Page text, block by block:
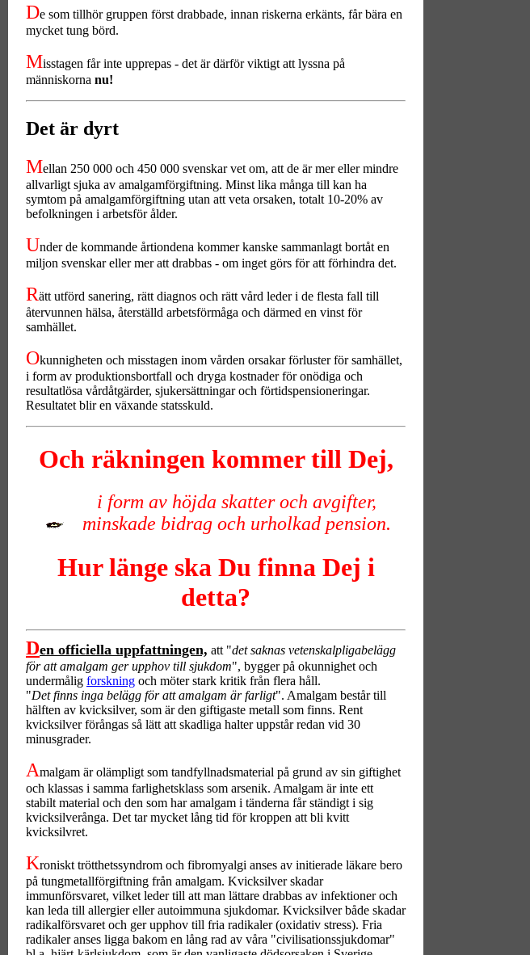
De som tillhör gruppen först drabbade, innan riskerna erkänts, får bära en
mycket tung börd.
Misstagen får inte upprepas - det är därför viktigt att lyssna på
människorna nu!
Det är dyrt
Mellan 250 000 och 450 000 svenskar vet om, att de är mer eller mindre
allvarligt sjuka av amalgamförgiftning. Minst lika många till kan ha
symtom på amalgamförgiftning utan att veta orsaken, totalt 10-20% av
befolkningen i arbetsför ålder.
Under de kommande årtiondena kommer kanske sammanlagt bortåt en
miljon svenskar eller mer att drabbas - om inget görs för att förhindra det.
Rätt utförd sanering, rätt diagnos och rätt vård leder i de flesta fall till
återvunnen hälsa, återställd arbetsförmåga och därmed en vinst för
samhället.
Okunnigheten och misstagen inom vården orsakar förluster för samhället,
i form av produktionsbortfall och dryga kostnader för onödiga och
resultatlösa vårdåtgärder, sjukersättningar och förtidspensioneringar.
Resultatet blir en växande statsskuld.
Och räkningen kommer till Dej,
i form av höjda skatter och avgifter,
minskade bidrag och urholkad pension.
Hur länge ska Du finna Dej i
detta?
Den officiella uppfattningen, att "det saknas vetenskalpligabelägg
för att amalgam ger upphov till sjukdom", bygger på okunnighet och
undermålig forskning och möter stark kritik från flera håll.
"Det finns inga belägg för att amalgam är farligt". Amalgam består till
hälften av kvicksilver, som är den giftigaste metall som finns. Rent
kvicksilver förångas så lätt att skadliga halter uppstår redan vid 30
minusgrader.
Amalgam är olämpligt som tandfyllnadsmaterial på grund av sin giftighet
och klassas i samma farlighetsklass som arsenik. Amalgam är inte ett
stabilt material och den som har amalgam i tänderna får ständigt i sig
kvicksilverånga. Det tar mycket lång tid för kroppen att bli kvitt
kvicksilvret.
Kroniskt trötthetssyndrom och fibromyalgi anses av initierade läkare bero
på tungmetallförgiftning från amalgam. Kvicksilver skadar
immunförsvaret, vilket leder till att man lättare drabbas av infektioner och
kan leda till allergier eller autoimmuna sjukdomar. Kvicksilver både skadar
radikalförsvaret och ger upphov till fria radikaler (oxidativ stress). Fria
radikaler anses ligga bakom en lång rad av våra "civilisationssjukdomar"